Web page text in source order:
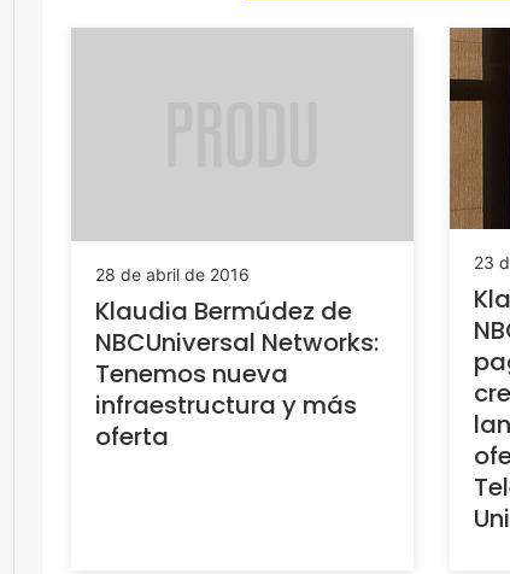
28 de abril de 2016
Klaudia Bermúdez de
NBCUniversal Networks:
Tenemos nueva
infraestructura y más
oferta
23